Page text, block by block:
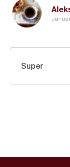
Super